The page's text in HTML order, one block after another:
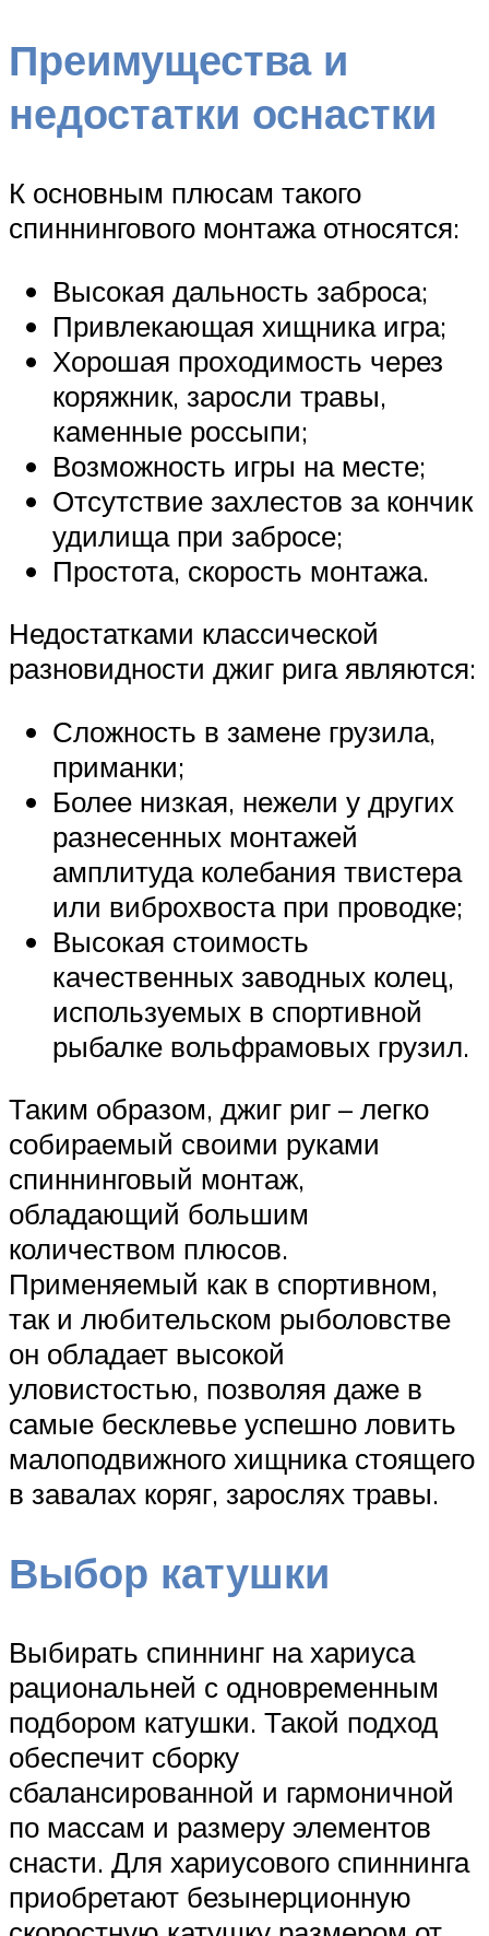
Преимущества и
недостатки оснастки
К основным плюсам такого
спиннингового монтажа относятся:
Высокая дальность заброса;
Привлекающая хищника игра;
Хорошая проходимость через
коряжник, заросли травы,
каменные россыпи;
Возможность игры на месте;
Отсутствие захлестов за кончик
удилища при забросе;
Простота, скорость монтажа.
Недостатками классической
разновидности джиг рига являются:
Сложность в замене грузила,
приманки;
Более низкая, нежели у других
разнесенных монтажей
амплитуда колебания твистера
или виброхвоста при проводке;
Высокая стоимость
качественных заводных колец,
используемых в спортивной
рыбалке вольфрамовых грузил.
Таким образом, джиг риг – легко
собираемый своими руками
спиннинговый монтаж,
обладающий большим
количеством плюсов.
Применяемый как в спортивном,
так и любительском рыболовстве
он обладает высокой
уловистостью, позволяя даже в
самые бесклевье успешно ловить
малоподвижного хищника стоящего
в завалах коряг, зарослях травы.
Выбор катушки
Выбирать спиннинг на хариуса
рациональней с одновременным
подбором катушки. Такой подход
обеспечит сборку
сбалансированной и гармоничной
по массам и размеру элементов
снасти. Для хариусового спиннинга
приобретают безынерционную